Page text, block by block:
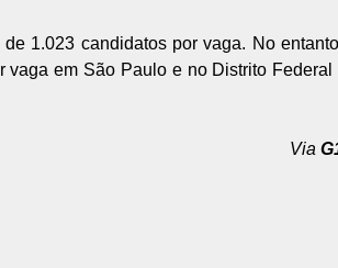
1.023 candidatos por vaga. No
vaga em São Paulo e no Distrito Federal
Via